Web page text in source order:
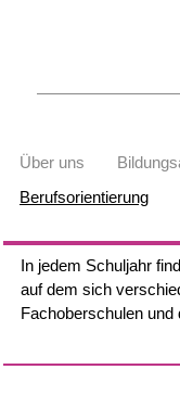
Navigation
Über uns
Berufsorientierung
In jedem Schuljahr
auf dem sich
Fachoberschulen